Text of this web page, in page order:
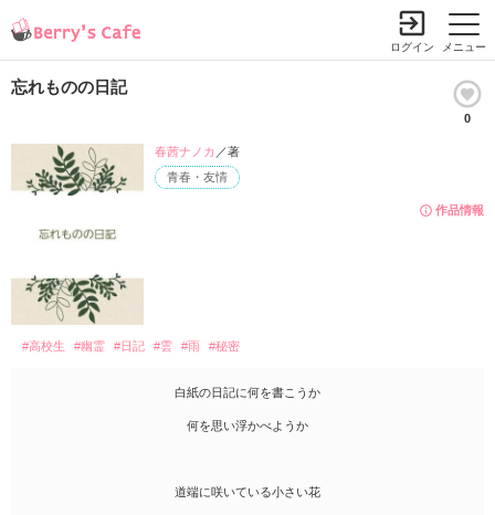
メニュー
ログイン
忘れものの日記
0
作品情報
青春・友情
春茜ナノカ ／著
#高校生 #幽霊 #日記 #雲 #雨 #秘密
白紙の日記に何を書こうか
何を思い浮かべようか
道端に咲いている小さい花